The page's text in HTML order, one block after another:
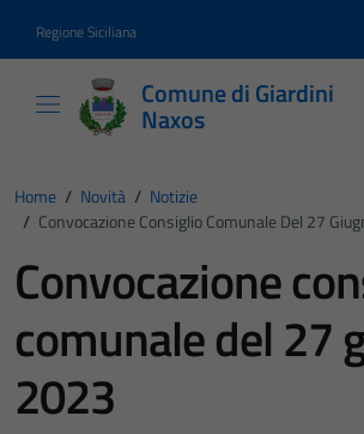
Regione Siciliana
Comune di Giardini
Naxos
Home / Novità / Notizie
/ Convocazione Consiglio Comunale Del 27
Convocazione
comunale del 27
2023